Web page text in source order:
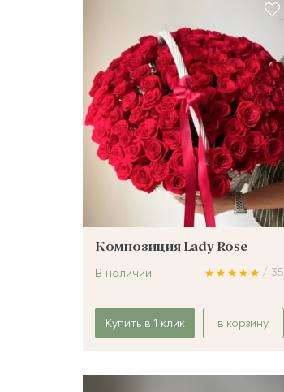
Композиция Lady Rose
/ 35
В наличии
Купить в 1 клик в корзину